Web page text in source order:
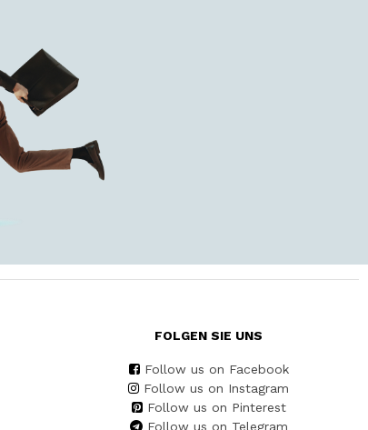
FOLGEN SIE UNS
Follow us on Facebook
Follow us on Instagram
Follow us on Pinterest
Follow us on Telegram